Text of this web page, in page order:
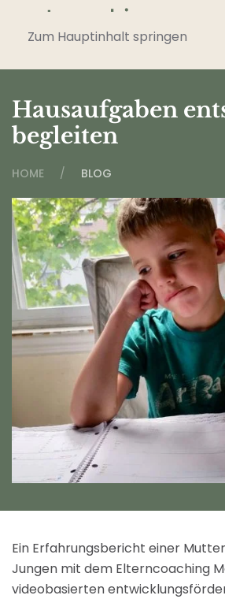
Zum Hauptinhalt springen
Hausaufgaben
begleiten
HOME BLOG
Ein Erfahrungsbericht einer
Jungen mit dem Elterncoaching
videobasierten